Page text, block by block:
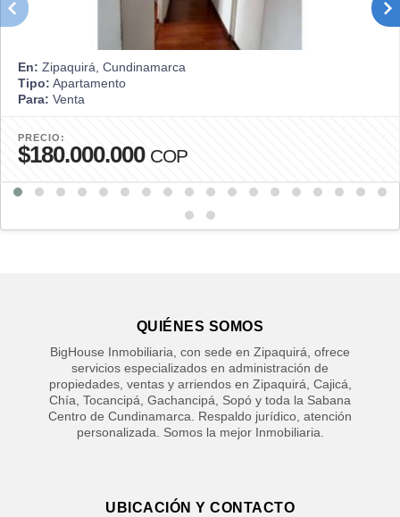
En: Zipaquirá, Cundinamarca
Tipo: Apartamento
Para: Venta
PRECIO:
$180.000.000 COP
QUIÉNES SOMOS
BigHouse Inmobiliaria, con sede en Zipaquirá, ofrece
servicios especializados en administración de
propiedades, ventas y arriendos en Zipaquirá, Cajicá,
Chía, Tocancipá, Gachancipá, Sopó y toda la Sabana
Centro de Cundinamarca. Respaldo jurídico, atención
personalizada. Somos la mejor Inmobiliaria.
UBICACIÓN Y CONTACTO